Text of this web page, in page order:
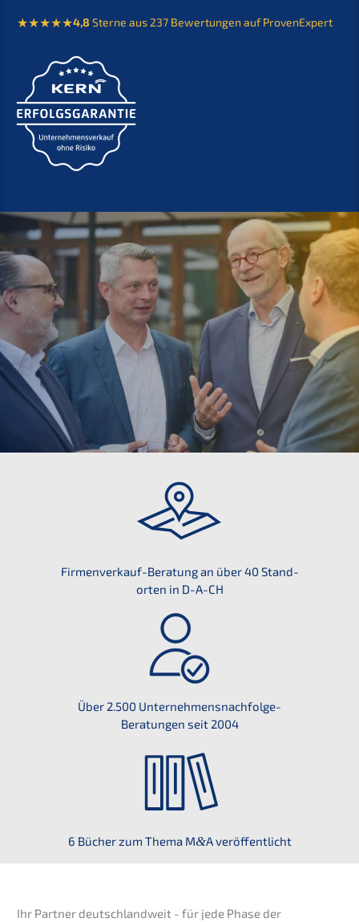
4,8 Sterne aus 237 Bewer­tun­gen auf ProvenExpert
Firmen­ver­kauf-Beratung an über 40 Stand­
or­ten in D-A-CH
Über 2.500 Unternehmens­nachfolge-
Beratun­gen seit 2004
6 Bücher zum Thema M&A veröffentlicht
Ihr Partner deutsch­land­weit - für jede Phase der